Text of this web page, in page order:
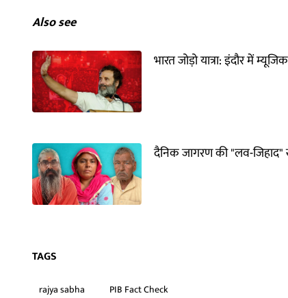
Also see
भारत जोड़ो यात्रा: इंदौर में
दैनिक जागरण की "लव-
TAGS
rajya sabha PIB Fact Check